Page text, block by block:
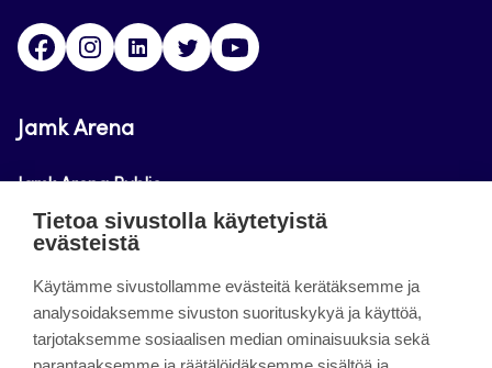
FacebookInstagramLinkedinTwitter
Jamk Arena
Jamk Arena Public
Jamk Arena Pro
Tietoa sivustosta
Tietoa sivustolla käytetyistä
evästeistä
Käytämme sivustollamme evästeitä kerätäksemme ja
analysoidaksemme sivuston suorituskykyä ja käyttöä,
tarjotaksemme sosiaalisen median ominaisuuksia sekä